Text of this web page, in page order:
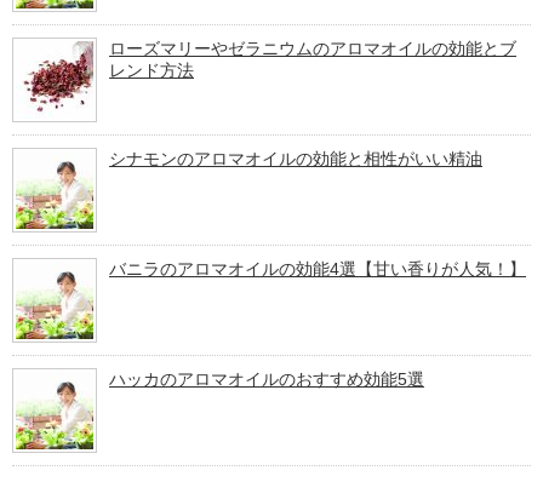
ローズマリーやゼラニウムのアロマオイルの効能とブ
レンド方法
シナモンのアロマオイルの効能と相性がいい精油
バニラのアロマオイルの効能4選【甘い香りが人気！】
ハッカのアロマオイルのおすすめ効能5選